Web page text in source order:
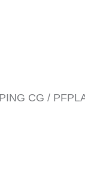
CG /